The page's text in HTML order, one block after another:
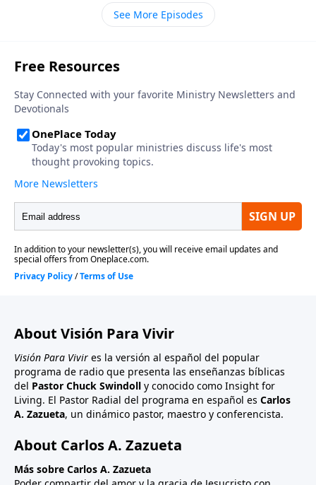
rehusó desquitarse, sometiéndose enteramente a la
voluntad de Su Padre celestial. No hay nada tan
con bien por el mal que nos hacen, y Jesucristo es el
parezca, Dios ofrece un raro, pero sabio consejo: En
lugar de desquitarse. . . ¡Sométanse! Pero en un
orden. Sin embargo, los caminos de Dios son siempre
los mejores. Y aunque esta instrucción no fluya en
nosotros de manera natural o fácilmente, es efectiva.
son exhortados a seguir los pasos de su Señor
Jesucristo, quien, aunque recibió un trato injusto,
voluntad de Su Padre celestial. No hay nada tan
cautivador para nuestros enemigos que responder
con bien por el mal que nos hacen, y Jesucristo es el
ejemplo máximo de esta actitud.
See More Episodes
About Visión Para Vivir
Visión Para Vivir es la versión al español del popular
programa de radio que presenta las enseñanzas bíblicas
del Pastor Chuck Swindoll y conocido como Insight for
Living. El Pastor Radial del programa en español es Carlos
A. Zazueta, un dinámico pastor, maestro y conferencista.
About Carlos A. Zazueta
Más sobre Carlos A. Zazueta